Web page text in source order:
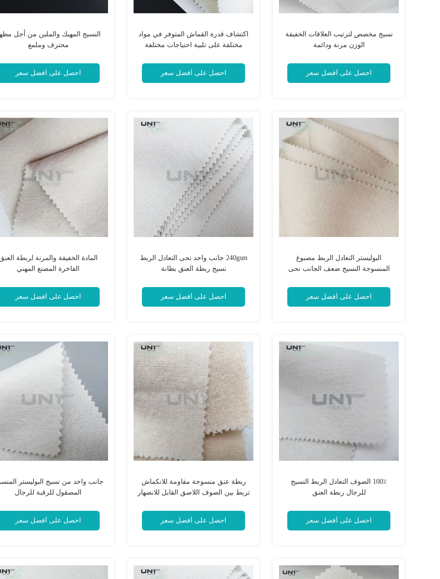
النسيج المهيك والملين من أجل
محترف وملمع
احصل على أفضل سعر
اكتشاف قدرة القماش المتوفر في مواد
مختلفة على تلبية احتياجات مختلفة
احصل على أفضل سعر
نسيج مخصص لترتيب العلاقات الخفيفة
الوزن مرنة ودائمة
احصل على أفضل سعر
المادة الخفيفة والمرنة لربطة
الفاخرة المصنع المهني
احصل على أفضل سعر
240gsm جانب واحد نحى التعادل الربط
نسيج ربطة العنق بطانة
احصل على أفضل سعر
البوليستر التعادل الربط مصبوغ
المنسوجة النسيج ضعف الجانب نحى
احصل على أفضل سعر
جانب واحد من نسيج البوليستر
المصقول للرقبة للرجال
احصل على أفضل سعر
ربطة عنق منسوجة مقاومة للانكماش
تربط بين الصوف اللاصق القابل للانصهار
احصل على أفضل سعر
100٪ الصوف التعادل الربط النسيج
للرجال ربطة العنق
احصل على أفضل سعر